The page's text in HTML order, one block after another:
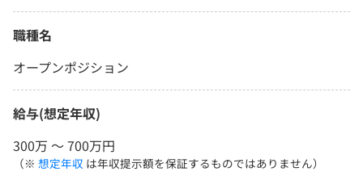
職種名
オープンポジション
給与(想定年収)
300万 〜 700万円
（※ 想定年収 は年収提示額を保証するものではありません）